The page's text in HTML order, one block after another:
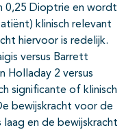
0,25 Dioptrie en wordt
klinisch relevant
hiervoor is redelijk.
versus Barrett
Holladay 2 versus
significante of klinisch
bewijskracht voor de
laag en de bewijskracht